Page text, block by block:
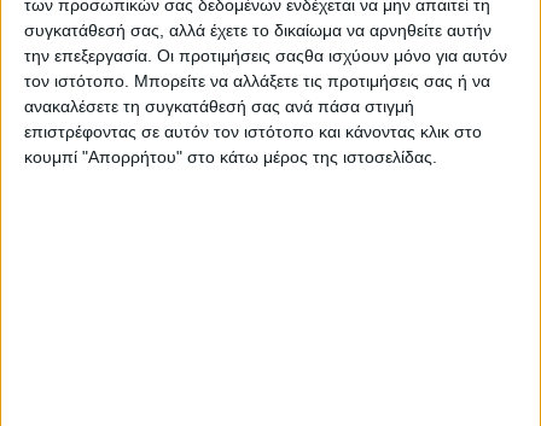
των προσωπικών σας δεδομένων ενδέχεται να μην απαιτεί τη
συγκατάθεσή σας, αλλά έχετε το δικαίωμα να αρνηθείτε αυτήν
την επεξεργασία. Οι προτιμήσεις σαςθα ισχύουν μόνο για αυτόν
τον ιστότοπο. Μπορείτε να αλλάξετε τις προτιμήσεις σας ή να
ανακαλέσετε τη συγκατάθεσή σας ανά πάσα στιγμή
επιστρέφοντας σε αυτόν τον ιστότοπο και κάνοντας κλικ στο
κουμπί "Απορρήτου" στο κάτω μέρος της ιστοσελίδας.
Υγεία, διατροφή & lifestyle
Διατροφή 2.0: τα
τρόφιμα του
μέλλοντος
18 ΜΑΙ